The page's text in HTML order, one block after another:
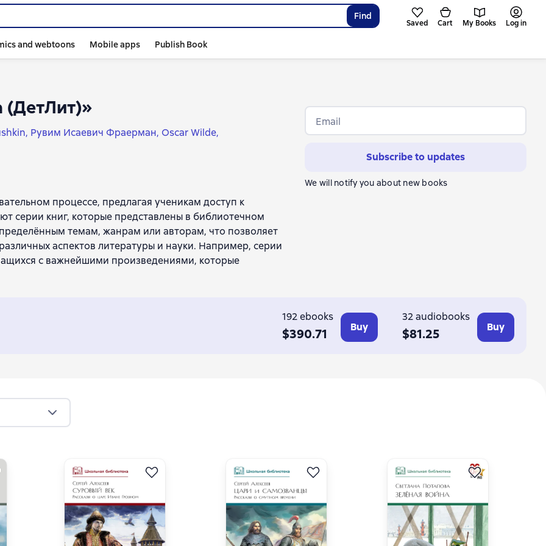
Find
Saved Cart My Books Log in
and webtoons Mobile apps Publish Book
(ДетЛит)»
Рувим Исаевич Фраерман Oscar Wilde
Велтистов Юрий Томин Viktor Dragunsky
Константин Воробьев Владимир Тендряков
Ivan Turgenev Василь Быков Владимир Короленко
Виталий Губарев
Ирина Токмакова
Alexander Ostrovsky Василий Шукшин Иван Шмелёв
Смирнов
Afanasyevich Fet
Николай Гарин-Михайловский
Алексеев
Орлова Евгений Туинов
Вячеслав Кондратьев
Светлана Вьюгина Ирина Анатольевна Андрианова
Vladimir Mayakovsky Светлана Потапова
процессе, предлагая ученикам доступ к
серии книг, которые представлены в библиотечном
темам, жанрам или авторам, что позволяет
аспектов литературы и науки. Например, серии
с важнейшими произведениями, которые
Email
Subscribe to updates
We will notify you about new books
192 ebooks
$390.71 Buy
32 audiobooks
$81.25 Buy